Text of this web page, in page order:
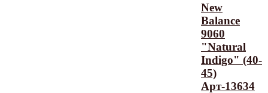
New
Balance
9060
"Natural
Indigo" (40-
45)
Арт-13634